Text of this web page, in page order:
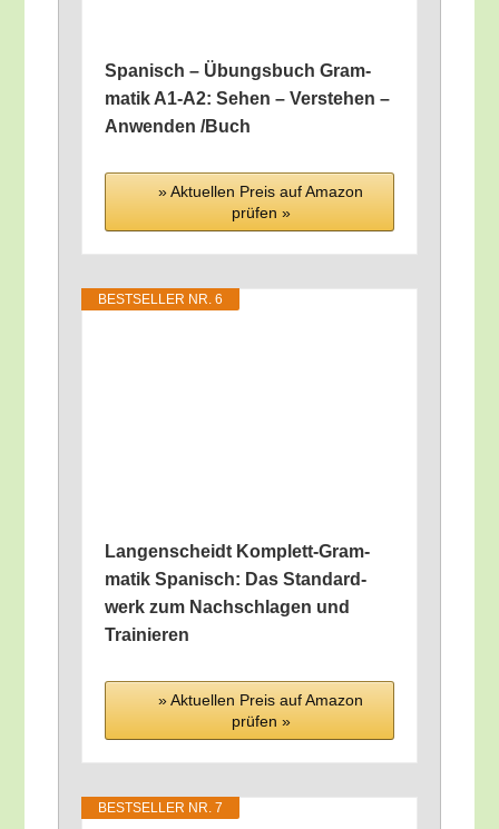
Spa­nisch – Übungs­buch Gram­
ma­tik A1-A2: Sehen – Ver­ste­hen –
Anwen­den /​Buch
» Aktu­el­len Preis auf Ama­zon
prü­fen »
BEST­SEL­LER NR. 6
Lan­gen­scheidt Kom­plett-Gram­
ma­tik Spa­nisch: Das Stan­dard­
werk zum Nach­schla­gen und
Trainieren
» Aktu­el­len Preis auf Ama­zon
prü­fen »
BEST­SEL­LER NR. 7